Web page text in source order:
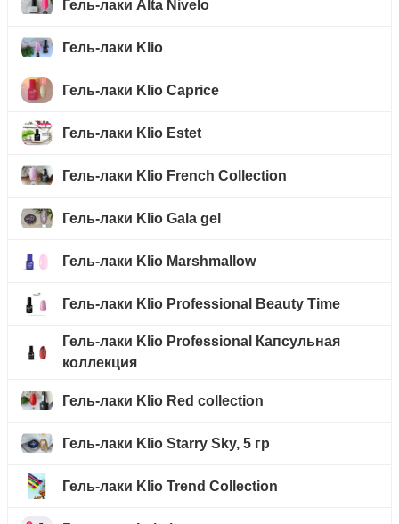
Гель-лаки Alta Nivelo
Гель-лаки Klio
Гель-лаки Klio Caprice
Гель-лаки Klio Estet
Гель-лаки Klio French Collection
Гель-лаки Klio Gala gel
Гель-лаки Klio Marshmallow
Гель-лаки Klio Professional Beauty Time
Гель-лаки Klio Professional Капсульная
коллекция
Гель-лаки Klio Red collection
Гель-лаки Klio Starry Sky, 5 гр
Гель-лаки Klio Trend Collection